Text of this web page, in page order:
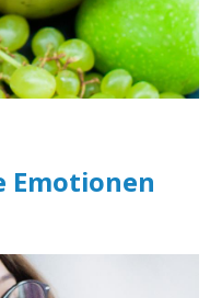
Emotionen